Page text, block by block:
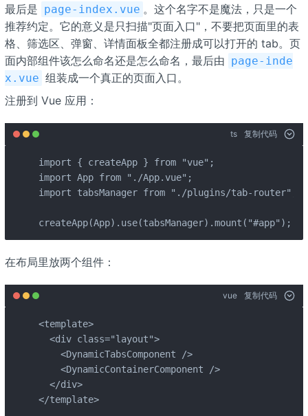
最后是 page-index.vue 。这个名字不是魔法，只是一个
推荐约定。它的意义是只扫描"页面入口"，不要把页面里的表
格、筛选区、弹窗、详情面板全都注册成可以打开的 tab。页
面内部组件该怎么命名还是怎么命名，最后由 page-inde
x.vue 组装成一个真正的页面入口。
注册到 Vue 应用：
ts 复制代码
import { createApp } from "vue";
import App from "./App.vue";
import tabsManager from "./plugins/tab-router";
createApp(App).use(tabsManager).mount("#app");
在布局里放两个组件：
vue 复制代码
<template>
  <div class="layout">
    <DynamicTabsComponent />
    <DynamicContainerComponent />
  </div>
</template>